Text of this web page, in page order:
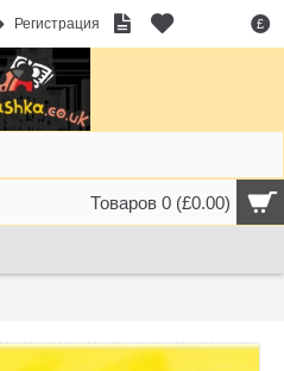
£
Регистрация
Товаров 0 (£0.00)